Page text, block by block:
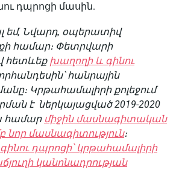
դպրոցի մասին.
եմ, Նվարդ, օպերատիվ
համար։ Փետրվարի
հետևեք խաղողի և գինու
հանրային
Կրթահամալիրի քոլեջում
է ներկայացված2019-2020
համար միջին մասնագիտական
նոր մասնագիտություն։
դպրոցի՝ կրթահամալիրի
կանոնադրության